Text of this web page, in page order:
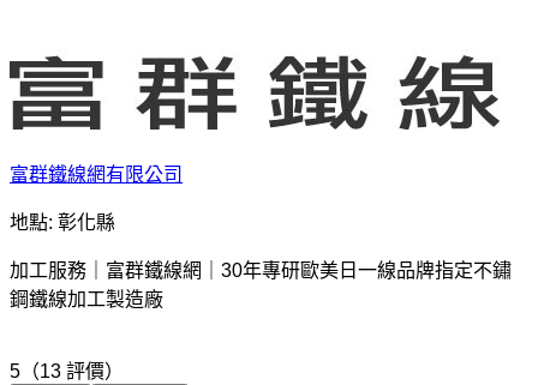
富群鐵線網有限公司
地點: 彰化縣
加工服務｜富群鐵線網｜30年專研歐美日一線品牌指定不鏽
鋼鐵線加工製造廠
5（13 評價）